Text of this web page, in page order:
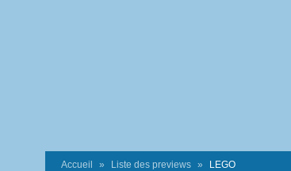
Accueil Liste des previews LEGO